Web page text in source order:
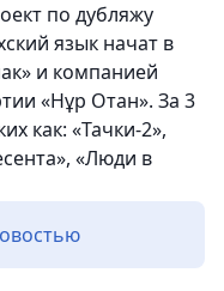
по дубляжу
язык начат в
и компанией
«Нұр Отан». За 3
как: «Тачки-2»,
«Люди в